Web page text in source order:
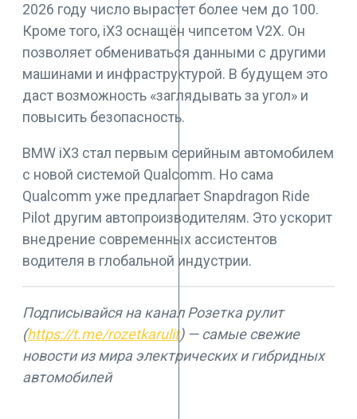
2026 году число вырастет более чем до 100.
Кроме того, iX3 оснащён чипсетом V2X. Он
позволяет обмениваться данными с другими
машинами и инфраструктурой. В будущем это
даст возможность «заглядывать за угол» и
повысить безопасность.
BMW iX3 стал первым серийным автомобилем
с новой системой Qualcomm. Но сама
Qualcomm уже предлагает Snapdragon Ride
Pilot другим автопроизводителям. Это ускорит
внедрение современных ассистентов
водителя в глобальной индустрии.
Подписывайся на канал Розетка рулит
(https://t.me/rozetkarulit) — самые свежие
новости из мира электрических и гибридных
автомобилей